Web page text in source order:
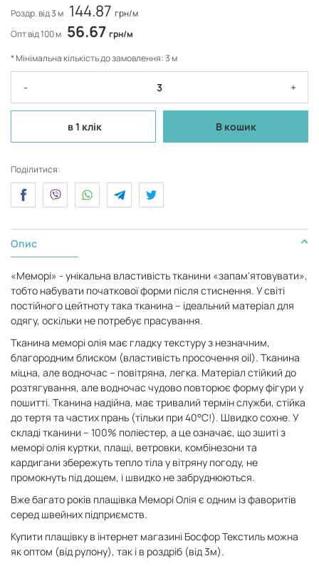
Роздр. від 3 м 144.87 грн/м
Опт від 100 м 56.67 грн/м
* Мінімальна кількість до замовлення: 3 м
- +
в 1 клік В кошик
Поділитися:
Опис
«Меморі» - унікальна властивість тканини «запам'ятовувати»,
тобто набувати початкової форми після стиснення. У світі
постійного цейтноту така тканина – ідеальний матеріал для
одягу, оскільки не потребує прасування.
Тканина меморі олія має гладку текстуру з незначним,
благородним блиском (властивість просочення oil). Тканина
міцна, але водночас – повітряна, легка. Матеріал стійкий до
розтягування, але водночас чудово повторює форму фігури у
пошитті. Тканина надійна, має тривалий термін служби, стійка
до тертя та частих прань (тільки при 40°С!). Швидко сохне. У
складі тканини – 100% поліестер, а це означає, що зшиті з
меморі олія куртки, плащі, ветровки, комбінезони та
кардигани збережуть тепло тіла у вітряну погоду, не
промокнуть під дощем, і швидко не забруднюються.
Вже багато років плащівка Меморі Олія є одним із фаворитів
серед швейних підприємств.
Купити плащівку в інтернет магазині Босфор Текстиль можна
як оптом (від рулону), так і в роздріб (від 3м).